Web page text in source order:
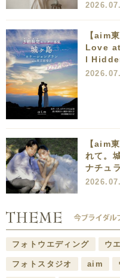
【aim
Love
l
【aim
れて。
ナチュ
フォトウエディング ウ
フォトスタジオ aim